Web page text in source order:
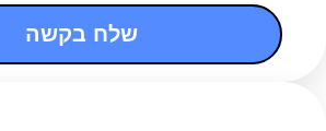
שלח בקשה